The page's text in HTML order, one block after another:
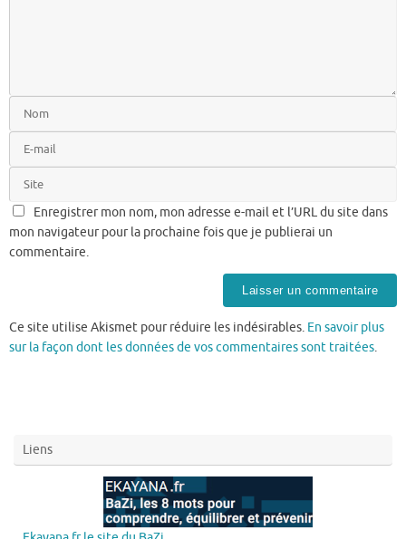
Enregistrer mon nom, mon adresse e-mail et l’URL du site dans
mon navigateur pour la prochaine fois que je publierai un
commentaire.
Ce site utilise Akismet pour réduire les indésirables. En savoir plus
sur la façon dont les données de vos commentaires sont traitées.
Liens